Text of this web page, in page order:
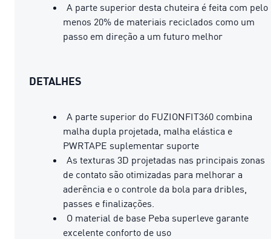
A parte superior desta chuteira é feita com pelo
menos 20% de materiais reciclados como um
passo em direção a um futuro melhor
DETALHES
A parte superior do FUZIONFIT360 combina
malha dupla projetada, malha elástica e
PWRTAPE suplementar suporte
As texturas 3D projetadas nas principais zonas
de contato são otimizadas para melhorar a
aderência e o controle da bola para dribles,
passes e finalizações.
O material de base Peba superleve garante
excelente conforto de uso